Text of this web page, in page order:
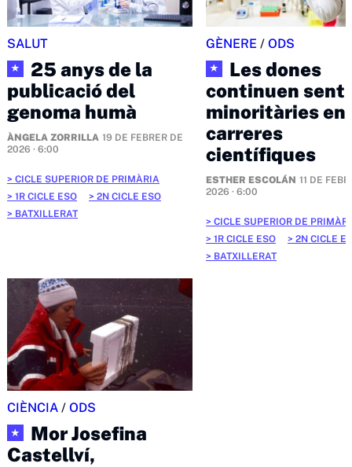
SALUT
★
25 anys de la
publicació del
genoma humà
ÀNGELA ZORRILLA 19 DE FEBRER DE
2026 · 6:00
CICLE SUPERIOR DE PRIMÀRIA
1R CICLE ESO
2N CICLE ESO
BATXILLERAT
GÈNERE / ODS
★
Les dones
continuen sent
minoritàries en
carreres
científiques
ESTHER ESCOLÁN 11 DE
2026 · 6:00
CICLE SUPERIOR DE
1R CICLE ESO
2N CICLE
BATXILLERAT
CIÈNCIA / ODS
★
Mor Josefina
Castellví,